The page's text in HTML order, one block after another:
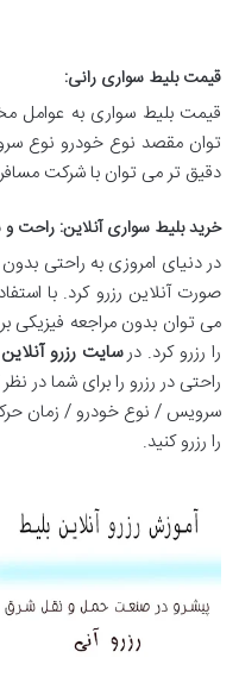
قیمت بلیط سواری رانی:
قیمت بلیط سواری به عوامل
توان مقصد نوع خودرو نوع
دقیق تر می توان با شرکت
خرید بلیط سواری آنلاین: راحت
در دنیای امروزی به راحتی
صورت آنلاین رزرو کرد. با
می توان بدون مراجعه فیزیکی
را رزرو کرد. درسایت رزرو
راحتی در رزرو را برای شما در
سرویس / نوع خودرو / زمان
را رزرو کنید.